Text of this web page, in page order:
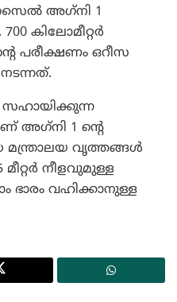
അഗ്‌നി 1
കിലോമീറ്റര്‍
പരീക്ഷണം ഒറീസ
സഹായിക്കുന്ന
അഗ്‌നി 1 ന്റെ
മന്ത്രാലയ വൃത്തങ്ങള്‍
നീളവുമുള്ള
ഭാരം വഹിക്കാനുള്ള